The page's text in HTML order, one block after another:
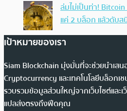
ล่มไม่เป็นท่า!
แค่ 2 บล็อก แล้วดับส
เป้าหมายของเรา
Siam Blockchain มุ่งมั่นที่จะช่วยนำเสน
Cryptocurrency และเทคโนโลยีบล็อกเ
รวบรวมข้อมูลส่วนใหญ่จากเว็บไซต์และ
แปลส่งตรงถึงฟีดคุณ